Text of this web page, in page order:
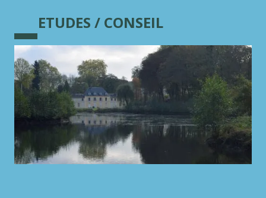
ETUDES / CONSEIL